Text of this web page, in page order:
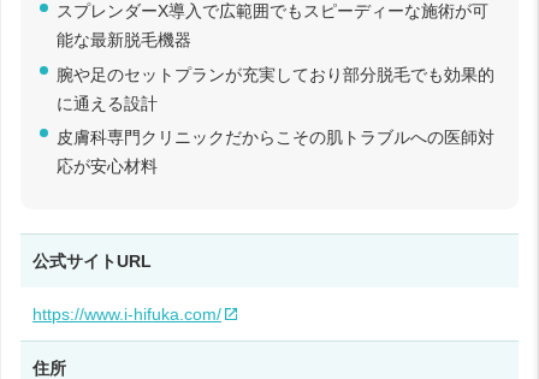
スプレンダーX導入で広範囲でもスピーディーな施術が可
能な最新脱毛機器
腕や足のセットプランが充実しており部分脱毛でも効果的
に通える設計
皮膚科専門クリニックだからこその肌トラブルへの医師対
応が安心材料
公式サイトURL
https://www.i-hifuka.com/
住所